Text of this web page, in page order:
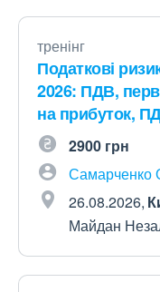
тренінг
Податкові
2026: ПДВ,
на прибуток,
2900 грн
Самарченко
26.08.2026
Майдан